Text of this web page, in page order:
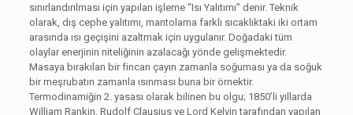
sınırlandırılması için yapılan işleme “Isı Yalıtımı” denir. Teknik
olarak, dış cephe yalıtımı, mantolama farklı sıcaklıktaki iki ortam
arasında ısı geçişini azaltmak için uygulanır. Doğadaki tüm
olaylar enerjinin niteliğinin azalacağı yönde gelişmektedir.
Masaya bırakılan bir fincan çayın zamanla soğuması ya da soğuk
bir meşrubatın zamanla ısınması buna bir örnektir.
Termodinamiğin 2. yasası olarak bilinen bu olgu; 1850’li yıllarda
William Rankin, Rudolf Clausius ve Lord Kelvin tarafından yapılan